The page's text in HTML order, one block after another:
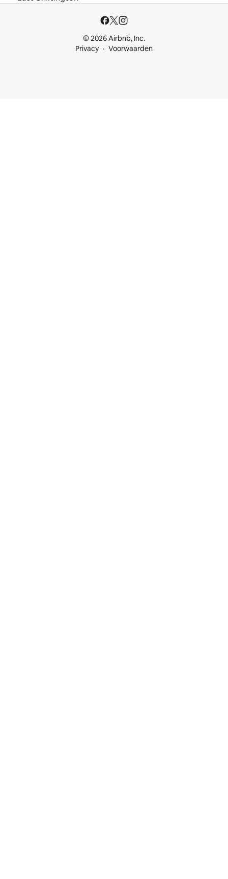
© 2026 Airbnb, Inc.
Privacy
Voorwaarden